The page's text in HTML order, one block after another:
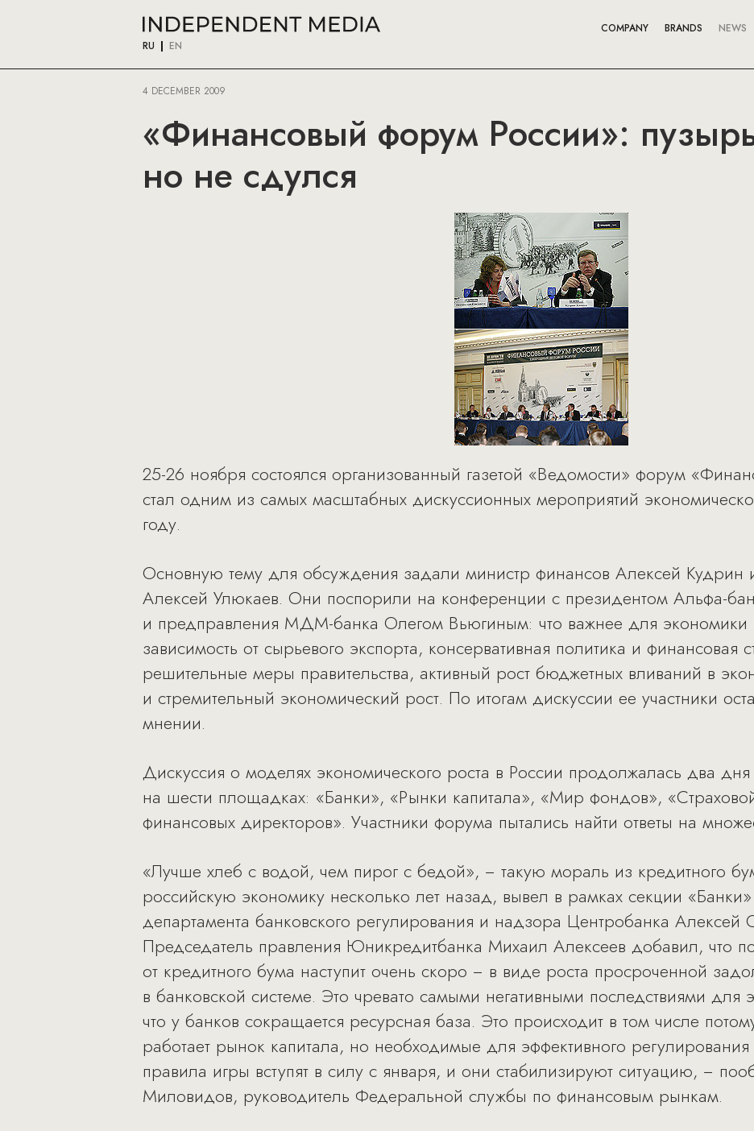
RU EN
COMPANY BRANDS NEWS
4 DECEMBER 2009
«Финансовый форум России»:
но не сдулся
25-26 ноября состоялся организованный газетой «Ведомости» форум
стал одним из самых масштабных дискуссионных мероприятий
году.
Основную тему для обсуждения задали министр финансов Алексей
Алексей Улюкаев. Они поспорили на конференции с президентом Альфа-
и предправления МДМ-банка Олегом Вьюгиным: что важнее для экономики
зависимость от сырьевого экспорта, консервативная политика и финансовая
решительные меры правительства, активный рост бюджетных вливаний в
и стремительный экономический рост. По итогам дискуссии ее участники
мнении.
Дискуссия о моделях экономического роста в России продолжалась два
на шести площадках: «Банки», «Рынки капитала», «Мир фондов»,
финансовых директоров». Участники форума пытались найти ответы на
«Лучше хлеб с водой, чем пирог с бедой», − такую мораль из кредитного
российскую экономику несколько лет назад, вывел в рамках секции
департамента банковского регулирования и надзора Центробанка Алексей
Председатель правления Юникредитбанка Михаил Алексеев добавил, что
от кредитного бума наступит очень скоро − в виде роста просроченной
в банковской системе. Это чревато самыми негативными последствиями для
что у банков сокращается ресурсная база. Это происходит в том числе
работает рынок капитала, но необходимые для эффективного
правила игры вступят в силу с января, и они стабилизируют ситуацию, −
Миловидов, руководитель Федеральной службы по финансовым рынкам.